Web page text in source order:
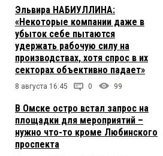
Эльвира НАБИУЛЛИНА:
«Некоторые компании даже в
убыток себе пытаются
удержать рабочую силу на
производствах, хотя спрос в их
секторах объективно падает»
8 августа 16:45 0 99
В Омске остро встал запрос на
площадки для мероприятий –
нужно что-то кроме Любинского
проспекта